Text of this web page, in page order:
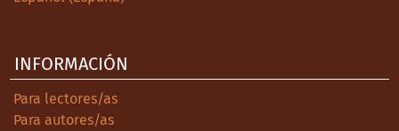
INFORMACIÓN
Para lectores/as
Para autores/as